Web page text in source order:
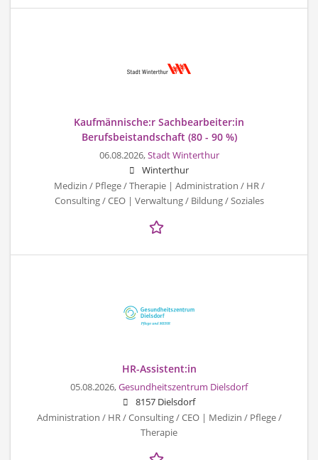
Kaufmännische:r Sachbearbeiter:in
Berufsbeistandschaft (80 - 90 %)
06.08.2026,Stadt Winterthur
Winterthur
Medizin / Pflege / Therapie | Administration / HR /
Consulting / CEO | Verwaltung / Bildung / Soziales
HR-Assistent:in
05.08.2026,Gesundheitszentrum Dielsdorf
8157 Dielsdorf
Administration / HR / Consulting / CEO | Medizin / Pflege /
Therapie